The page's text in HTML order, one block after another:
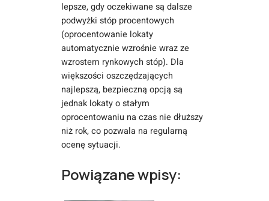
lepsze, gdy oczekiwane są dalsze
podwyżki stóp procentowych
(oprocentowanie lokaty
automatycznie wzrośnie wraz ze
wzrostem rynkowych stóp). Dla
większości oszczędzających
najlepszą, bezpieczną opcją są
jednak lokaty o stałym
oprocentowaniu na czas nie dłuższy
niż rok, co pozwala na regularną
ocenę sytuacji.
Powiązane wpisy: